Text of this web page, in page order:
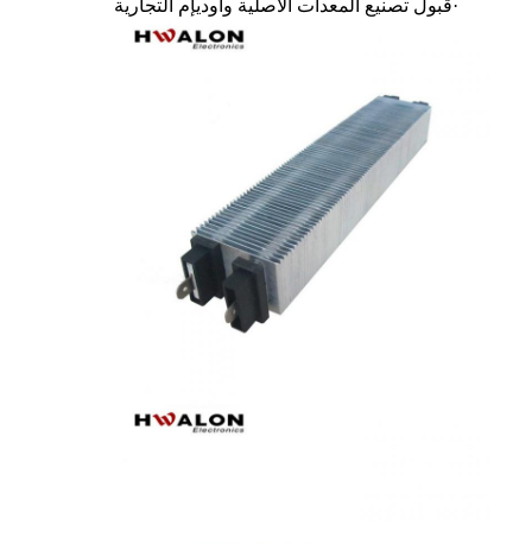
·قبول تصنيع المعدات الأصلية وأوديإم التجارية